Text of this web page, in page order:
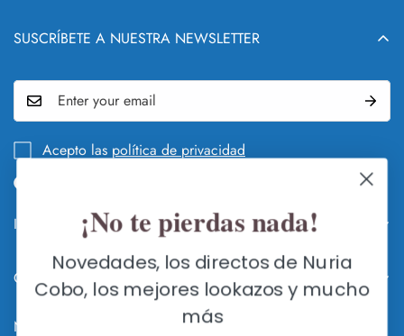
SUSCRÍBETE A NUESTRA NEWSLETTER
Acepto las política de privacidad
Info legal y DEVOLUCIONES
QUIÉN Y QUÉ ES NURIA COBO
GUÍA DE CAMBIOS Y DEVOLUCIONES
HACER UN CAMBIO O DEVOLUCIÓN
Contacte con nosotros
FLAGSHIP STORE SEVILLA
C/ Méndez Núñez 7, 41001 Sevilla
Nuria Cobo, Zapatos de Fiesta Online © 2026
¡No te pierdas nada!
Novedades, los directos de Nuria
Cobo, los mejores lookazos y mucho
más